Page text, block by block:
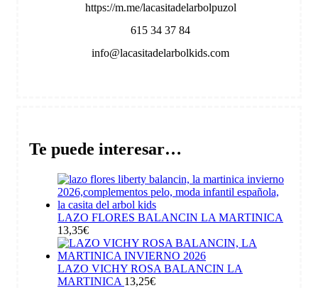
https://m.me/lacasitadelarbolpuzol
615 34 37 84
info@lacasitadelarbolkids.com
Te puede interesar…
LAZO FLORES BALANCIN LA MARTINICA
13,35€
LAZO VICHY ROSA BALANCIN LA
MARTINICA 13,25€